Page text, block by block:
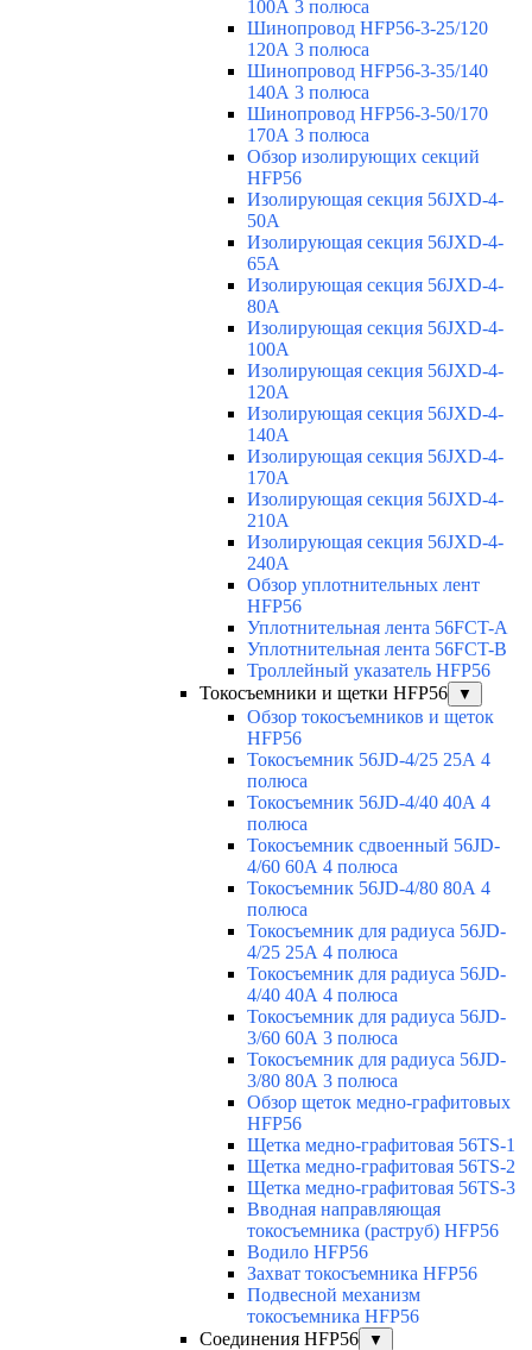
100А 3 полюса
Шинопровод HFP56-3-25/120
120А 3 полюса
Шинопровод HFP56-3-35/140
140А 3 полюса
Шинопровод HFP56-3-50/170
170А 3 полюса
Обзор изолирующих секций
HFP56
Изолирующая секция 56JXD-4-
50A
Изолирующая секция 56JXD-4-
65A
Изолирующая секция 56JXD-4-
80A
Изолирующая секция 56JXD-4-
100A
Изолирующая секция 56JXD-4-
120A
Изолирующая секция 56JXD-4-
140A
Изолирующая секция 56JXD-4-
170A
Изолирующая секция 56JXD-4-
210A
Изолирующая секция 56JXD-4-
240A
Обзор уплотнительных лент
HFP56
Уплотнительная лента 56FCT-A
Уплотнительная лента 56FCT-B
Троллейный указатель HFP56
Токосъемники и щетки HFP56
▼
Обзор токосъемников и щеток
HFP56
Токосъемник 56JD-4/25 25А 4
полюса
Токосъемник 56JD-4/40 40А 4
полюса
Токосъемник сдвоенный 56JD-
4/60 60А 4 полюса
Токосъемник 56JD-4/80 80А 4
полюса
Токосъемник для радиуса 56JD-
4/25 25А 4 полюса
Токосъемник для радиуса 56JD-
4/40 40А 4 полюса
Токосъемник для радиуса 56JD-
3/60 60А 3 полюса
Токосъемник для радиуса 56JD-
3/80 80А 3 полюса
Обзор щеток медно-графитовых
HFP56
Щетка медно-графитовая 56TS-1
Щетка медно-графитовая 56TS-2
Щетка медно-графитовая 56TS-3
Вводная направляющая
токосъемника (раструб) HFP56
Водило HFP56
Захват токосъемника HFP56
Подвесной механизм
токосъемника HFP56
Соединения HFP56
▼